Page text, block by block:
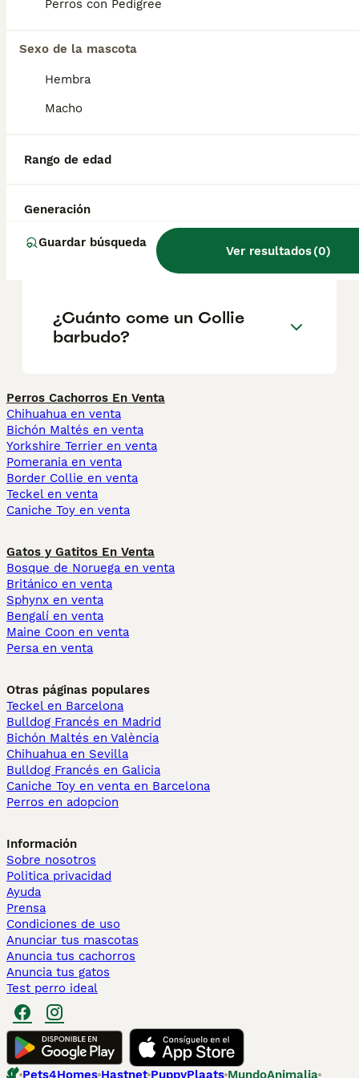
Perros con Pedigree
Sexo de la mascota
Hembra
Macho
Rango de edad
Generación
Guardar búsqueda
Ver resultados(0)
¿Cómo es el carácter del
¿Cuántos años viven los
¿Cómo es la personalidad de
un collie?
¿Cuánto come un Collie
barbudo?
Perros Cachorros En Venta
Chihuahua en venta
Bichón Maltés en venta
Yorkshire Terrier en venta
Pomerania en venta
Border Collie en venta
Teckel en venta
Caniche Toy en venta
Gatos y Gatitos En Venta
Bosque de Noruega en venta
Británico en venta
Sphynx en venta
Bengalí en venta
Maine Coon en venta
Persa en venta
Otras páginas populares
Teckel en Barcelona
Bulldog Francés en Madrid
Bichón Maltés en València
Chihuahua en Sevilla
Bulldog Francés en Galicia
Caniche Toy en venta en Barcelona
Perros en adopcion
Información
Sobre nosotros
Politica privacidad
Ayuda
Prensa
Condiciones de uso
Anunciar tus mascotas
Anuncia tus cachorros
Anuncia tus gatos
Test perro ideal